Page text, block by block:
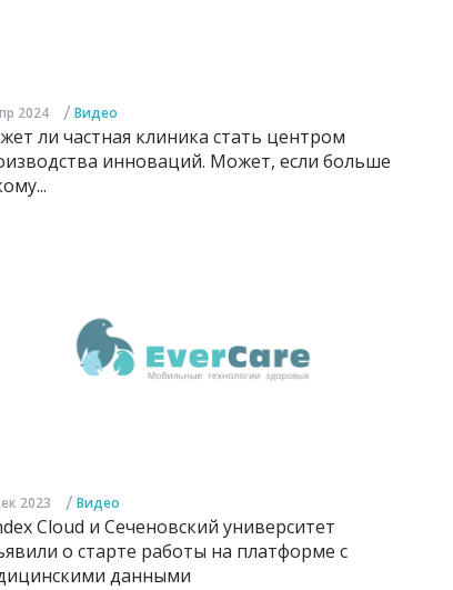
2024 / Видео
ли частная клиника стать центром
инноваций. Может, если больше
2023 / Видео
Cloud и Сеченовский университет
о старте работы на платформе с
данными